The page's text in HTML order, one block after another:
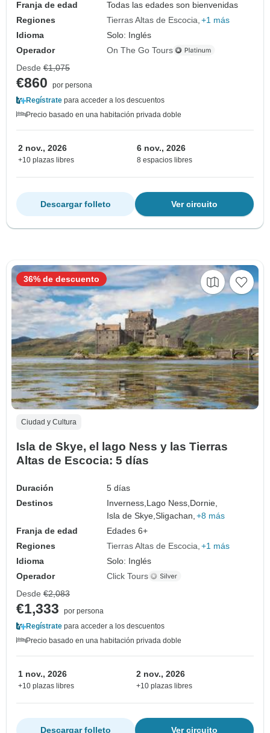
Franja de edad
Todas las edades son bienvenidas
Regiones
Tierras Altas de Escocia +1 más
Idioma
Solo: Inglés
Operador
On The Go Tours
Desde €1,075
€860
por persona
Regístrate para acceder a los descuentos
Precio basado en una habitación privada doble
2 nov., 2026
+10 plazas libres
6 nov., 2026
8 espacios libres
Ver circuito
Descargar folleto
Ciudad y Cultura
Isla de Skye, el lago Ness y las Tierras
Altas de Escocia: 5 días
Duración
5 días
Destinos
Inverness, Lago Ness, Dornie,
Isla de Skye,Sligachan, +8 más
Franja de edad
Edades 6+
Regiones
Tierras Altas de Escocia +1 más
Idioma
Solo: Inglés
Operador
Click Tours
36% de descuento
Desde €2,083
€1,333
por persona
Regístrate para acceder a los descuentos
Precio basado en una habitación privada doble
1 nov., 2026
+10 plazas libres
2 nov., 2026
+10 plazas libres
Ver circuito
Descargar folleto